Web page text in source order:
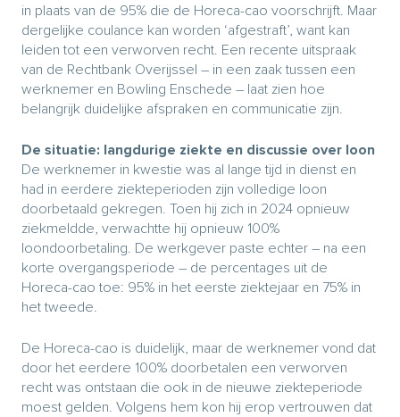
in plaats van de 95% die de Horeca-cao voorschrijft. Maar
dergelijke coulance kan worden ‘afgestraft’, want kan
leiden tot een verworven recht. Een recente uitspraak
van de Rechtbank Overijssel – in een zaak tussen een
werknemer en Bowling Enschede – laat zien hoe
belangrijk duidelijke afspraken en communicatie zijn.
De situatie: langdurige ziekte en discussie over loon
De werknemer in kwestie was al lange tijd in dienst en
had in eerdere ziekteperioden zijn volledige loon
doorbetaald gekregen. Toen hij zich in 2024 opnieuw
ziekmeldde, verwachtte hij opnieuw 100%
loondoorbetaling. De werkgever paste echter – na een
korte overgangsperiode – de percentages uit de
Horeca-cao toe: 95% in het eerste ziektejaar en 75% in
het tweede.
De Horeca-cao is duidelijk, maar de werknemer vond dat
door het eerdere 100% doorbetalen een verworven
recht was ontstaan die ook in de nieuwe ziekteperiode
moest gelden. Volgens hem kon hij erop vertrouwen dat